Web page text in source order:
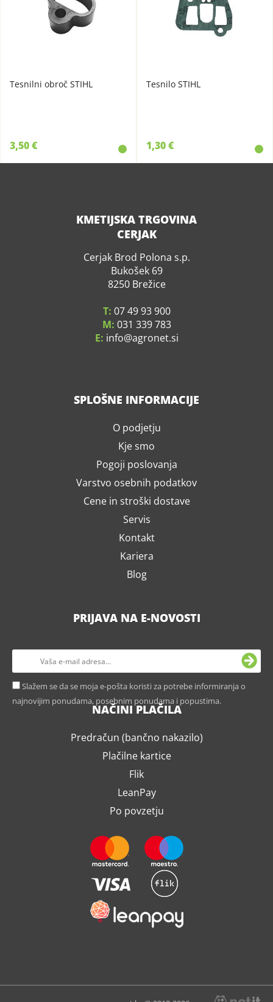
Tesnilni obroč STIHL
3,50 €
Tesnilo STIHL
1,30 €
KMETIJSKA TRGOVINA
CERJAK
Cerjak Brod Polona s.p.
Bukošek 69
8250 Brežice
T: 07 49 93 900
M: 031 339 783
E: info agronet.si
SPLOŠNE INFORMACIJE
O podjetju
Kje smo
Pogoji poslovanja
Varstvo osebnih podatkov
Cene in stroški dostave
Servis
Kontakt
Kariera
Blog
PRIJAVA NA E-NOVOSTI
Slažem se da se moja e-pošta koristi za potrebe informiranja o
najnovijim ponudama, posebnim ponudama i popustima.
NAČINI PLAČILA
Predračun (bančno nakazilo)
Plačilne kartice
Flik
LeanPay
Po povzetju